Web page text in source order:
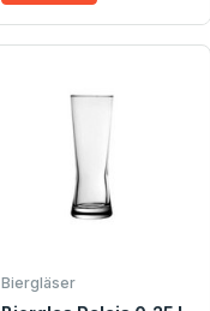
Biergläser